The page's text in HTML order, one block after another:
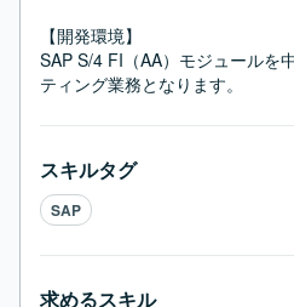
【開発環境】
SAP S/4 FI（AA）モジュールを
ティング業務となります。
スキルタグ
SAP
求めるスキル